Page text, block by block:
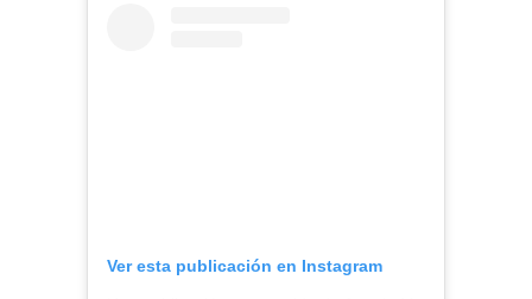
Ver esta publicación en Instagram